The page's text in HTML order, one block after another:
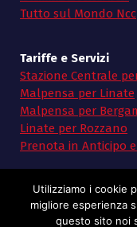
Tutto sul Mondo Ncc
Tariffe e Servizi
Stazione Centrale
Malpensa per Linate
Malpensa per
Linate per Rozzano
Prenota in Anticipo
Utilizziamo i cookie
migliore esperienza
questo sito noi